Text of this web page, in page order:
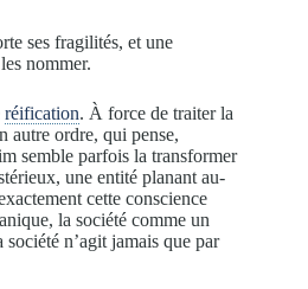
ses fragilités, et une
nommer.
réification. À force de traiter la
autre ordre, qui pense,
semble parfois la transformer
une entité planant au-
cette conscience
la société comme un
n’agit jamais que par